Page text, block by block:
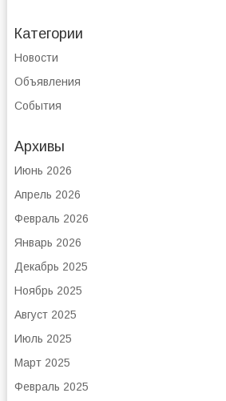
Категории
Новости
Объявления
События
Архивы
Июнь 2026
Апрель 2026
Февраль 2026
Январь 2026
Декабрь 2025
Ноябрь 2025
Август 2025
Июль 2025
Март 2025
Февраль 2025